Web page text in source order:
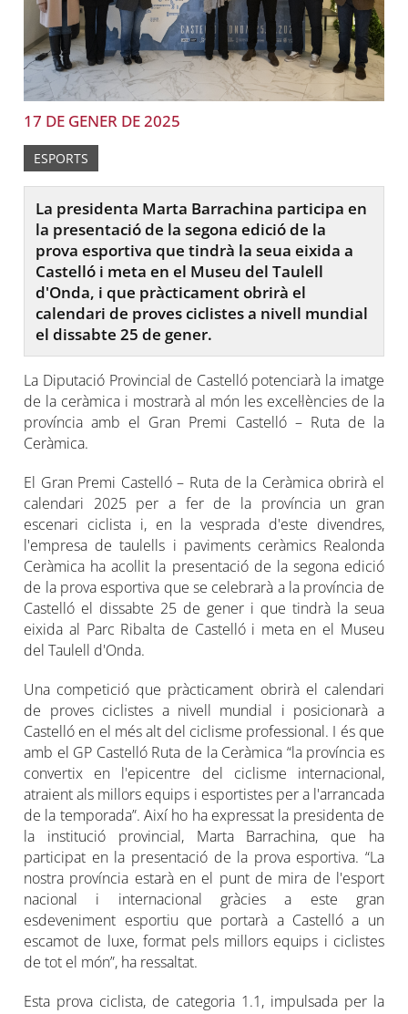
17 DE GENER DE 2025
ESPORTS
La presidenta Marta Barrachina participa en
la presentació de la segona edició de la
prova esportiva que tindrà la seua eixida a
Castelló i meta en el Museu del Taulell
d'Onda, i que pràcticament obrirà el
calendari de proves ciclistes a nivell mundial
el dissabte 25 de gener.
La Diputació Provincial de Castelló potenciarà la imatge
de la ceràmica i mostrarà al món les excel·lències de la
província amb el Gran Premi Castelló – Ruta de la
Ceràmica.
El Gran Premi Castelló – Ruta de la Ceràmica obrirà el
calendari 2025 per a fer de la província un gran
escenari ciclista i, en la vesprada d'este divendres,
l'empresa de taulells i paviments ceràmics Realonda
Ceràmica ha acollit la presentació de la segona edició
de la prova esportiva que se celebrarà a la província de
Castelló el dissabte 25 de gener i que tindrà la seua
eixida al Parc Ribalta de Castelló i meta en el Museu
del Taulell d'Onda.
Una competició que pràcticament obrirà el calendari
de proves ciclistes a nivell mundial i posicionarà a
Castelló en el més alt del ciclisme professional. I és que
amb el GP Castelló Ruta de la Ceràmica “la província es
convertix en l'epicentre del ciclisme internacional,
atraient als millors equips i esportistes per a l'arrancada
de la temporada”. Així ho ha expressat la presidenta de
la institució provincial, Marta Barrachina, que ha
participat en la presentació de la prova esportiva. “La
nostra província estarà en el punt de mira de l'esport
nacional i internacional gràcies a este gran
esdeveniment esportiu que portarà a Castelló a un
escamot de luxe, format pels millors equips i ciclistes
de tot el món”, ha ressaltat.
Esta prova ciclista, de categoria 1.1, impulsada per la